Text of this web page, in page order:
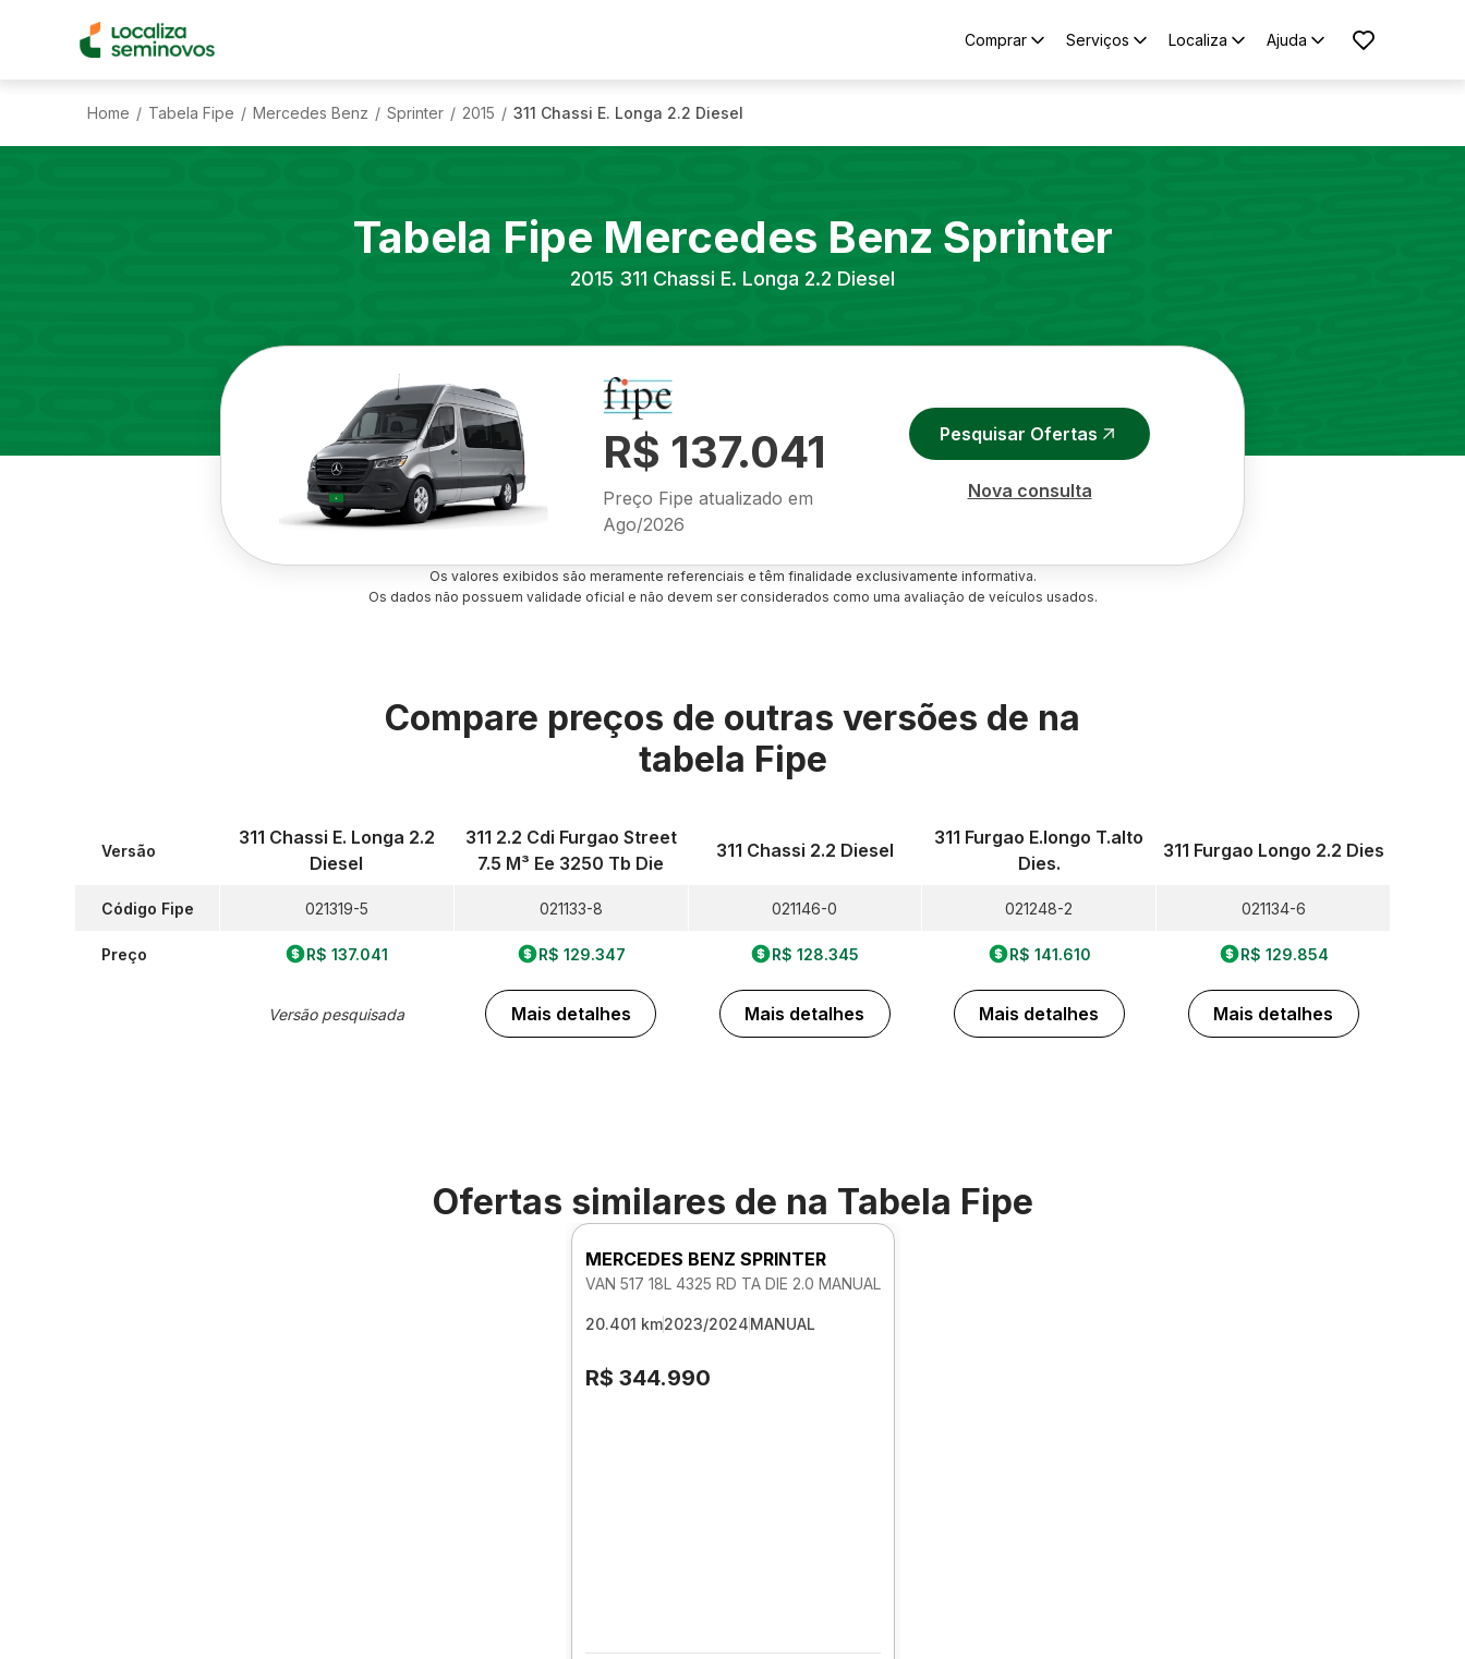
Comprar Serviços Localiza Ajuda
Home / Tabela Fipe / Mercedes Benz / Sprinter / 2015 / 311 Chassi E. Longa 2.2 Diesel
Tabela Fipe Mercedes Benz Sprinter
2015 311 Chassi E. Longa 2.2 Diesel
R$ 137.041
Preço Fipe atualizado em
Ago/2026
Pesquisar Ofertas
Nova consulta
Os valores exibidos são meramente referenciais e têm finalidade exclusivamente informativa.
Os dados não possuem validade oficial e não devem ser considerados como uma avaliação de veículos usados.
Compare preços de outras versões de na
tabela Fipe
Versão
Código Fipe
Preço
311 Chassi E. Longa 2.2
Diesel
021319-5
R$ 137.041
Versão pesquisada
311 2.2 Cdi Furgao Street
7.5 M³ Ee 3250 Tb Die
021133-8
R$ 129.347
Mais detalhes
311 Chassi 2.2 Diesel
021146-0
R$ 128.345
Mais detalhes
311 Furgao E.longo T.alto
Dies.
021248-2
R$ 141.610
Mais detalhes
311 Furgao Longo 2.2 Dies
021134-6
R$ 129.854
Mais detalhes
Ofertas similares de na Tabela Fipe
MERCEDES BENZ SPRINTER
VAN 517 18L 4325 RD TA DIE 2.0 MANUAL
20.401 km2023/2024MANUAL
R$ 344.990